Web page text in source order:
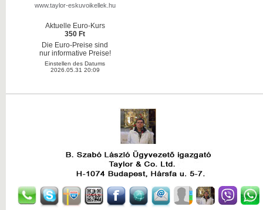
www.taylor-eskuvoikellek.hu
Aktuelle Euro-Kurs
350 Ft
Die Euro-Preise sind
nur informative Preise!
Einstellen des Datums
2026.05.31 20:09